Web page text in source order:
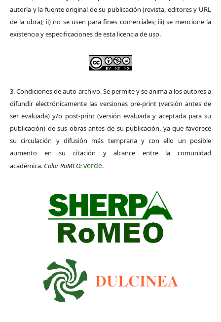
autoría y la fuente original de su publicación (revista, editores y URL
de la obra); ii) no se usen para fines comerciales; iii) se mencione la
existencia y especificaciones de esta licencia de uso.
3. Condiciones de auto-archivo. Se permite y se anima a los autores a
difundir electrónicamente las versiones pre-print (versión antes de
ser evaluada) y/o post-print (versión evaluada y aceptada para su
publicación) de sus obras antes de su publicación, ya que favorece
su circulación y difusión más temprana y con ello un posible
aumento en su citación y alcance entre la comunidad
académica. Color RoMEO:verde.